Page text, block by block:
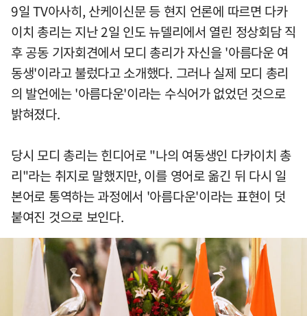
9일 TV아사히, 산케이신문 등 현지 언론에 따르면 다카
이치 총리는 지난 2일 인도 뉴델리에서 열린 정상회담 직
후 공동 기자회견에서 모디 총리가 자신을 '아름다운 여
동생'이라고 불렀다고 소개했다. 그러나 실제 모디 총리
의 발언에는 '아름다운'이라는 수식어가 없었던 것으로
밝혀졌다.
당시 모디 총리는 힌디어로 "나의 여동생인 다카이치 총
리"라는 취지로 말했지만, 이를 영어로 옮긴 뒤 다시 일
본어로 통역하는 과정에서 '아름다운'이라는 표현이 덧
붙여진 것으로 보인다.